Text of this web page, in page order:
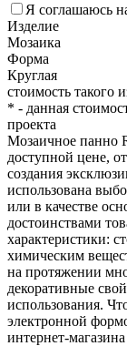
Я соглашаюсь
Изделие
Мозаика
Форма
Круглая
стоимость такого
* - данная
проекта
Мозаичное панно
доступной цене,
создания
использована
или в качестве
достоинствами
характеристики:
химическим
на протяжении
декоративные
использования.
электронной
интернет-